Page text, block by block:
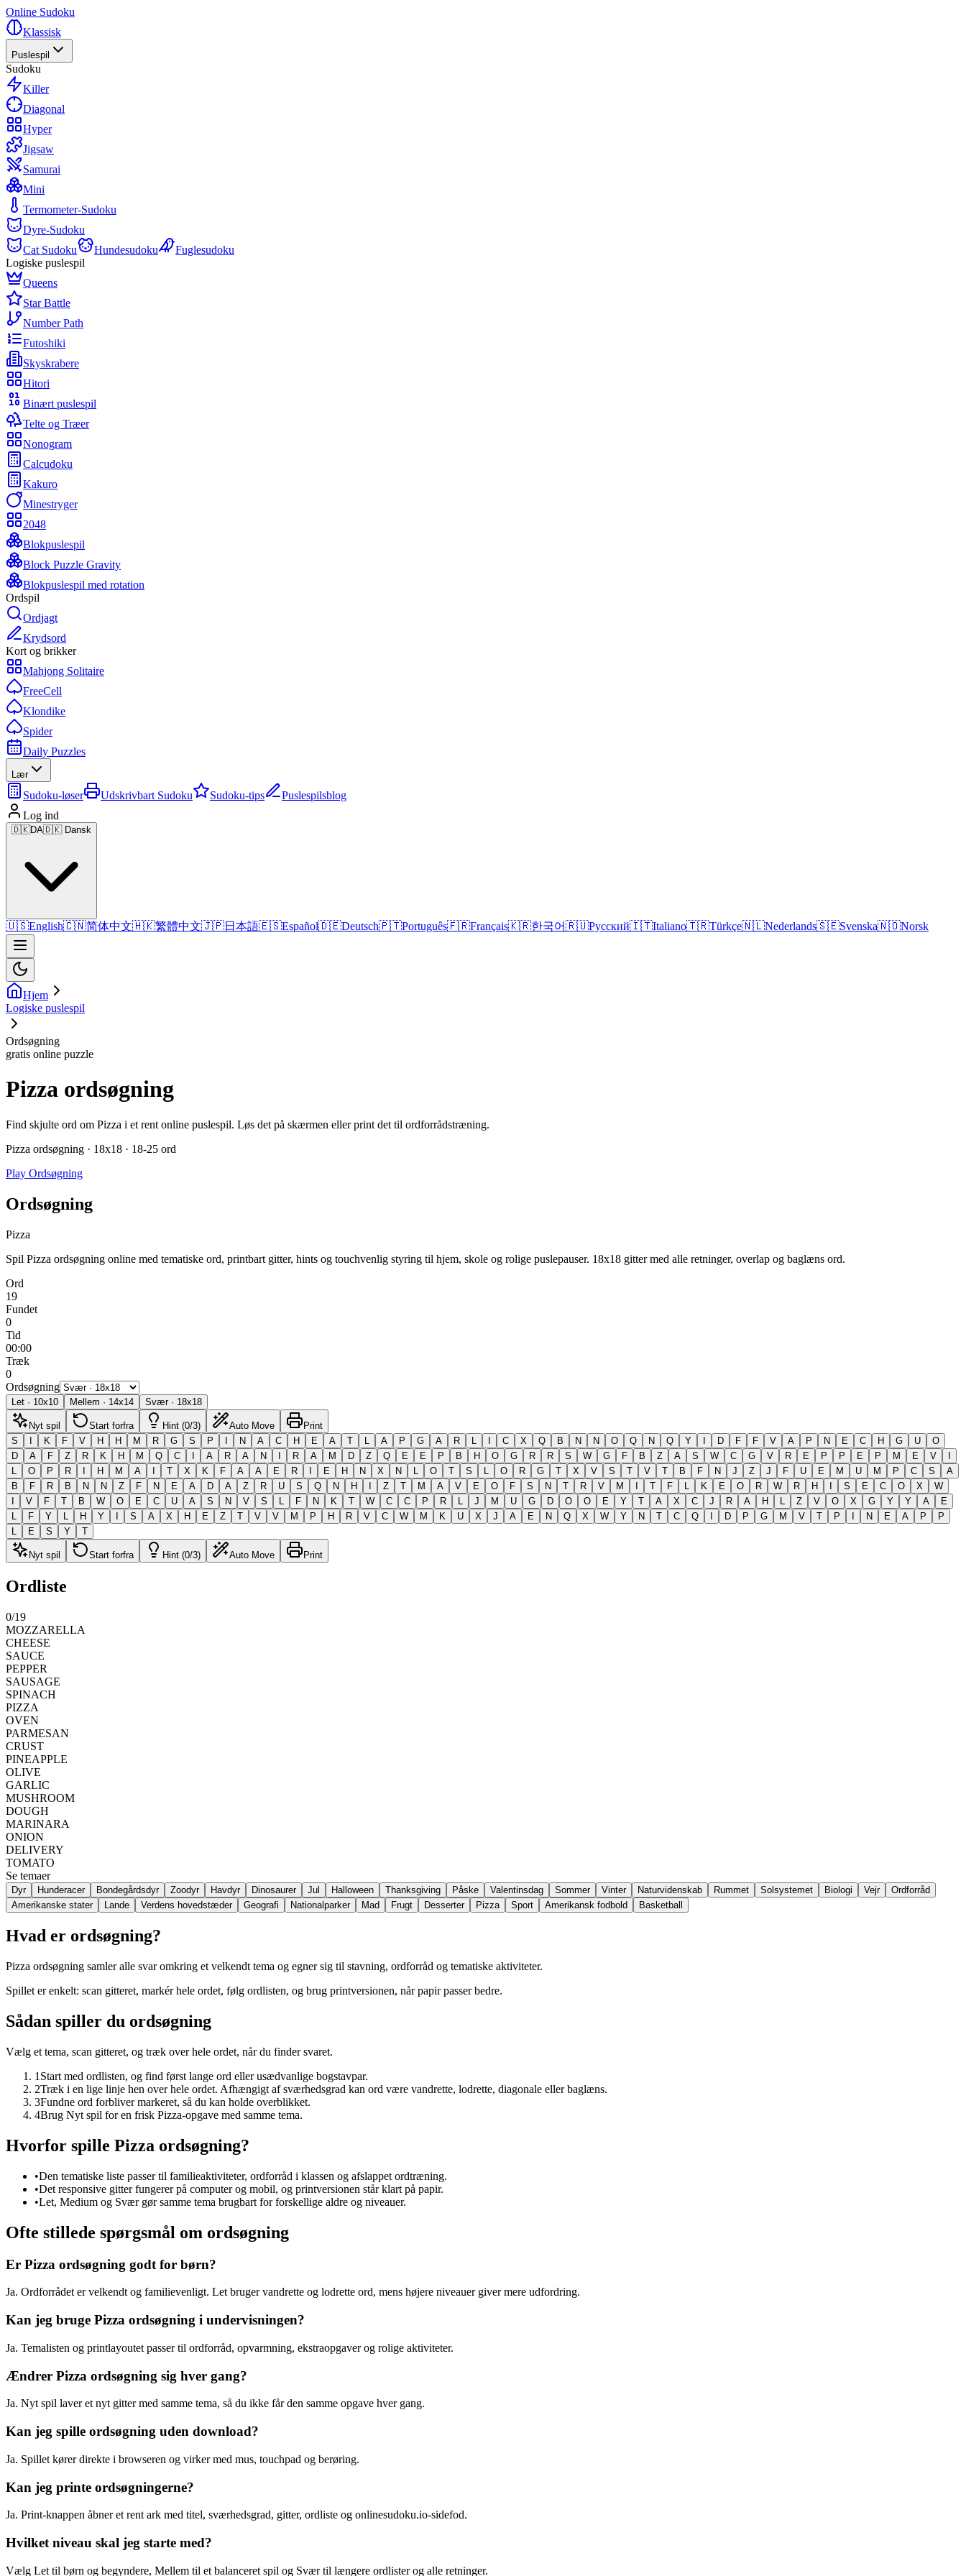
Online Sudoku
Klassisk
Puslespil
Sudoku
Killer
Diagonal
Hyper
Jigsaw
Samurai
Mini
Termometer-Sudoku
Dyre-Sudoku
Cat Sudoku
Hundesudoku
Fuglesudoku
Logiske puslespil
Queens
Star Battle
Number Path
Futoshiki
Skyskrabere
Hitori
Binært puslespil
Telte og Træer
Nonogram
Calcudoku
Kakuro
Minestryger
2048
Blokpuslespil
Block Puzzle Gravity
Blokpuslespil med rotation
Ordspil
Ordjagt
Krydsord
Kort og brikker
Mahjong Solitaire
FreeCell
Klondike
Spider
Daily Puzzles
Lær
Sudoku-løser Udskrivbart Sudoku Sudoku-tips
Puslespilsblog
Log ind
🇩🇰DA🇩🇰 Dansk
🇺🇸English🇨🇳简体中文🇭🇰繁體中文🇯🇵日本語🇪🇸Español🇩🇪Deutsch🇵🇹Português🇫🇷Français🇰🇷한국어🇷🇺Русский🇮🇹Italiano🇹🇷Türkçe🇳🇱Nederlands🇸🇪Svenska🇳🇴Norsk
Hjem
Logiske puslespil
Ordsøgning
gratis online puzzle
Pizza ordsøgning
Find skjulte ord om Pizza i et rent online puslespil. Løs det på skærmen eller print det til ordforrådstræning.
Pizza ordsøgning · 18x18 · 18-25 ord
Play Ordsøgning
Ordsøgning
Pizza
Spil Pizza ordsøgning online med tematiske ord, printbart gitter, hints og touchvenlig styring til hjem, skole og rolige puslepauser. 18x18 gitter med alle retninger, overlap og baglæns ord.
Ord
19
Fundet
0
Tid
00:00
Træk
0
Ordsøgning
Let · 10x10 Mellem · 14x14 Svær· 18x18
Nyt spil Start forfra Hint (0/3) Auto Move
Print
S
I K F V H H M R G S P I N A C H E A T L A P G A R L I C X Q B N N O Q N Q Y I D F F V A P N E C H G U
O
D
A F Z R K H M Q C I A R A N I R A M D Z Q E E P B H O G R R S W G F B Z A S W C G V R E P P E P M E V
I
L
O P R I H M A I T X K F A A E R I E H N X N L O T S L O R G T X V S T V T B F N J Z J F U E M U M P C S
A
B
F R B N N Z F N E A D A Z R U S Q N H I Z T M A V E O F S N T R V M I T F L K E O R W R H I S E C O X
W
I
V F T B W O E C U A S N V S L F N K T W C C P R L J M U G D O O E Y T A X C J R A H L Z V O X G Y Y A
E
L
F Y L H Y I S A X H E Z T V V M P H R V C W M K U X J A E N Q X W Y N T C Q I D P G M V T P I N E A P
P
L
E S Y T
Nyt spil Start forfra Hint (0/3) Auto Move Print
Ordliste
0/19
MOZZARELLA
CHEESE
SAUCE
PEPPER
SAUSAGE
SPINACH
PIZZA
OVEN
PARMESAN
CRUST
PINEAPPLE
OLIVE
GARLIC
MUSHROOM
DOUGH
MARINARA
ONION
DELIVERY
TOMATO
Se temaer
Dyr Hunderacer Bondegårdsdyr Zoodyr Havdyr Dinosaurer Jul Halloween Thanksgiving Påske Valentinsdag Sommer Vinter Naturvidenskab Rummet Solsystemet Biologi Vejr
Ordforråd
Amerikanske stater
Lande Verdens hovedstæder Geografi Nationalparker Mad Frugt Desserter Pizza Sport Amerikansk fodbold Basketball
Hvad er ordsøgning?
Pizza ordsøgning samler alle svar omkring et velkendt tema og egner sig til stavning, ordforråd og tematiske aktiviteter.
Spillet er enkelt: scan gitteret, markér hele ordet, følg ordlisten, og brug printversionen, når papir passer bedre.
Sådan spiller du ordsøgning
Vælg et tema, scan gitteret, og træk over hele ordet, når du finder svaret.
1 Start med ordlisten, og find først lange ord eller usædvanlige bogstavpar.
2Træk i en lige linje hen over hele ordet. Afhængigt af sværhedsgrad kan ord være vandrette, lodrette, diagonale eller baglæns.
3Fundne ord forbliver markeret, så du kan holde overblikket.
4Brug Nyt spil for en frisk Pizza-opgave med samme tema.
Hvorfor spille Pizza ordsøgning?
•Den tematiske liste passer til familieaktiviteter, ordforråd i klassen og afslappet ordtræning.
•Det responsive gitter fungerer på computer og mobil, og printversionen står klart på papir.
•Let, Medium og Svær gør samme tema brugbart for forskellige aldre og niveauer.
Ofte stillede spørgsmål om ordsøgning
Er Pizza ordsøgning godt for børn?
Ja. Ordforrådet er velkendt og familievenligt. Let bruger vandrette og lodrette ord, mens højere niveauer giver mere udfordring.
Kan jeg bruge Pizza ordsøgning i undervisningen?
Ja. Temalisten og printlayoutet passer til ordforråd, opvarmning, ekstraopgaver og rolige aktiviteter.
Ændrer Pizza ordsøgning sig hver gang?
Ja. Nyt spil laver et nyt gitter med samme tema, så du ikke får den samme opgave hver gang.
Kan jeg spille ordsøgning uden download?
Ja. Spillet kører direkte i browseren og virker med mus, touchpad og berøring.
Kan jeg printe ordsøgningerne?
Ja. Print-knappen åbner et rent ark med titel, sværhedsgrad, gitter, ordliste og onlinesudoku.io-sidefod.
Hvilket niveau skal jeg starte med?
Vælg Let til børn og begyndere, Mellem til et balanceret spil og Svær til længere ordlister og alle retninger.